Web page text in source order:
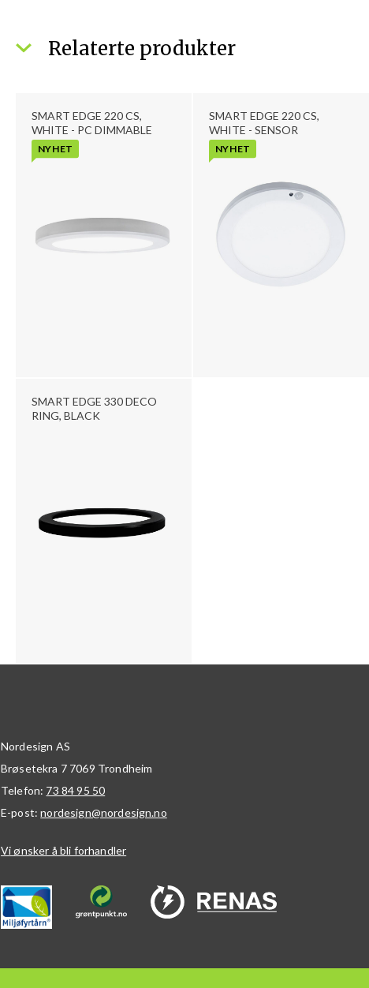
Relaterte produkter
SMART EDGE 220 CS,
WHITE - PC DIMMABLE
NYHET
SMART EDGE 220 CS,
WHITE - SENSOR
NYHET
SMART EDGE 330 DECO
RING, BLACK
Nordesign AS
Brøsetekra 7 7069 Trondheim
Telefon: 73 84 95 50
E-post:nordesign@nordesign.no
Vi ønsker å bli forhandler